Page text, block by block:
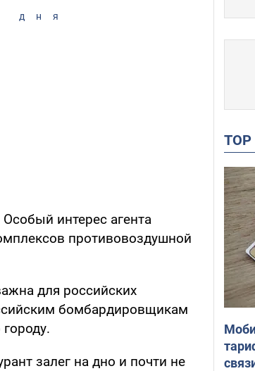
дня
интерес агента
противовоздушной
для российских
бомбардировщикам
залег на дно и почти не